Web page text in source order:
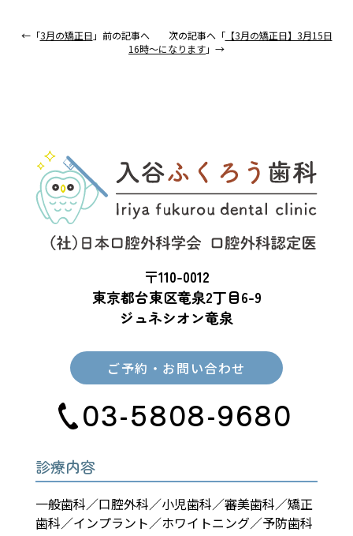
←「3月の矯正日 」前の記事へ 次の記事へ「【3月の矯正日】3月15日
16時〜になります」→
〒110-0012
東京都台東区竜泉2丁目6-9
ジュネシオン竜泉
ご予約・お問い合わせ
03-5808-9680
診療内容
一般歯科／口腔外科／小児歯科／審美歯科／矯正
歯科／インプラント／ホワイトニング／予防歯科